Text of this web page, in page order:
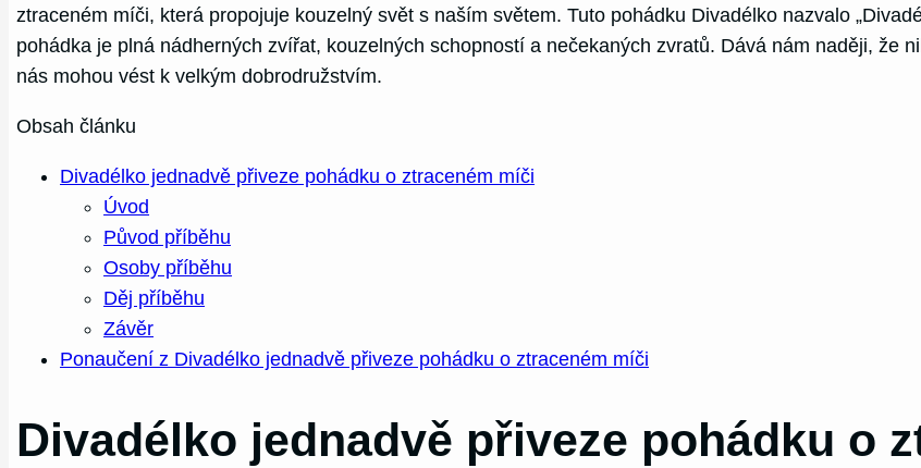
ztraceném míči, která propojuje kouzelný svět s naším světem. Tuto pohádku Divadélko nazvalo
pohádka je plná nádherných zvířat, kouzelných schopností a nečekaných zvratů. Dává nám naději, že
nás mohou vést k velkým dobrodružstvím.
Obsah článku
Divadélko jednadvě přiveze pohádku o ztraceném míči
Úvod
Původ příběhu
Osoby příběhu
Děj příběhu
Závěr
Ponaučení z Divadélko jednadvě přiveze pohádku o ztraceném míči
Divadélko jednadvě přiveze pohádku o